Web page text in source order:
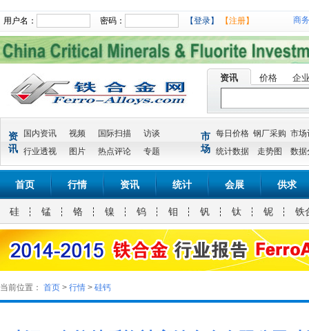
用户名： 密码： 【登录】 【注册】 商
资讯 价格 企
资
讯
国内资讯 视频 国际扫描
访谈
行业透视
图片 热点评论 专题
市
场
每日价格 钢厂采购 市场
统计数据
走势图 数据
首页 行情 资讯 统计 会展 供求
硅 锰 铬 镍 钨 钼 钒 钛 铌 铁
当前位置： 首页 > 行情 > 硅钙